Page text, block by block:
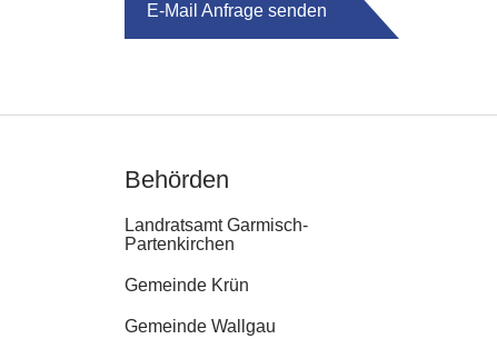
E-Mail Anfrage senden
Behörden
Landratsamt Garmisch-
Partenkirchen
Gemeinde Krün
Gemeinde Wallgau